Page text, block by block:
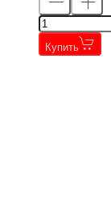
Купить